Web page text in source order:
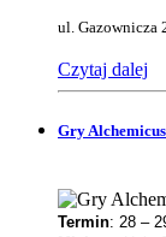
ul. Gazownicza
Czytaj dalej
Gry
Termin: 28 –